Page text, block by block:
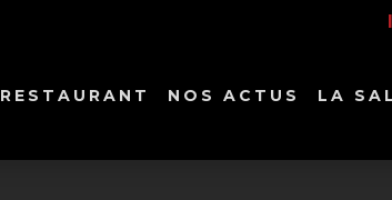
RESTAURANT NOS ACTUS LA